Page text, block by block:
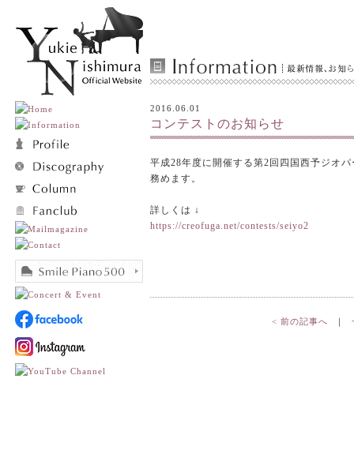
2016.06.01
コンテストのお知らせ
平成28年度に開催する第2回四国西予ジオ
務めます。
詳しくは ↓
https://creofuga.net/contests/seiyo2
< 前の記事へ ｜